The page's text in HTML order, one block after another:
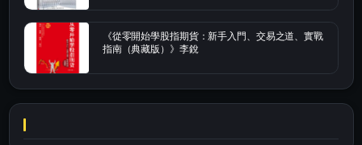
《從零開始學股指期貨：新手入門、交易之道、實戰
指南（典藏版）》李銳